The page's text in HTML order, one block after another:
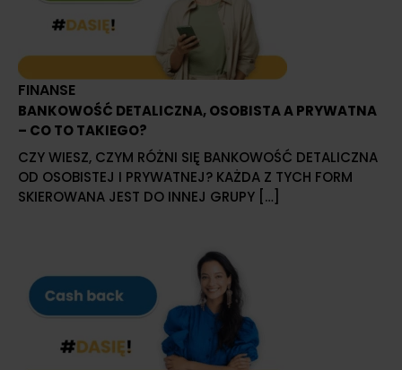
FINANSE
BANKOWOŚĆ DETALICZNA, OSOBISTA A PRYWATNA
– CO TO TAKIEGO?
CZY WIESZ, CZYM RÓŻNI SIĘ BANKOWOŚĆ DETALICZNA
OD OSOBISTEJ I PRYWATNEJ? KAŻDA Z TYCH FORM
SKIEROWANA JEST DO INNEJ GRUPY […]